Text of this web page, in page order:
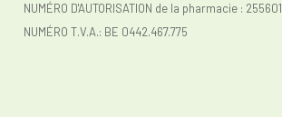
NUMÉRO D'AUTORISATION de la pharmacie : 255601
NUMÉRO T.V.A.: BE 0442.467.775